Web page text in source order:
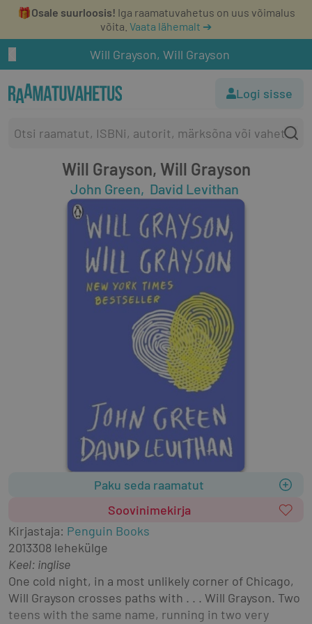
🎁Osale suurloosis! Iga raamatuvahetus on uus võimalus
võita. Vaata lähemalt ➔
Will Grayson, Will Grayson
Logi sisse
Will Grayson, Will Grayson
John Green David Levithan
Paku seda raamatut
Soovinimekirja
Kirjastaja: Penguin Books
2013308 lehekülge
Keel: inglise
One cold night, in a most unlikely corner of Chicago,
Will Grayson crosses paths with . . . Will Grayson. Two
teens with the same name, running in two very